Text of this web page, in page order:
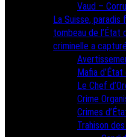
Vaud –
La Suisse, paradis
tombeau de l’État
criminelle a
Mafia
Le Chef
Crime
Crimes
Trahison